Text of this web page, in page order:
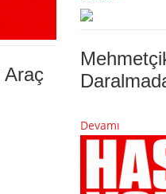
Araç
Devamı